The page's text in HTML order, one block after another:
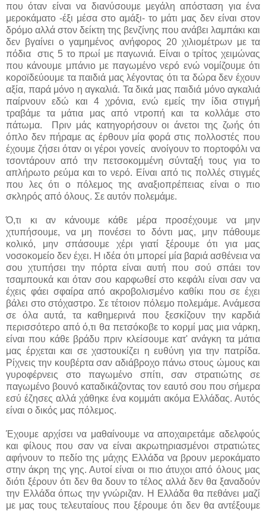
που όταν είναι να διανύσουμε μεγάλη απόσταση για ένα
μεροκάματο -έξι μέσα στο αμάξι- το μάτι μας δεν είναι στον
δρόμο αλλά στον δείκτη της βενζίνης που ανάβει λαμπάκι και
δεν βγαίνει ο γαμημένος ανήφορος 20 χιλιομέτρων με τα
πόδια στις 5 το πρωί με παγωνιά. Είναι ο τρίτος χειμώνας
που κάνουμε μπάνιο με παγωμένο νερό ενώ νομίζουμε ότι
κοροϊδεύουμε τα παιδιά μας λέγοντας ότι τα δώρα δεν έχουν
αξία, παρά μόνο η αγκαλιά. Τα δικά μας παιδιά μόνο αγκαλιά
παίρνουν εδώ και 4 χρόνια, ενώ εμείς την ίδια στιγμή
τραβάμε τα μάτια μας από ντροπή και τα κολλάμε στο
πάτωμα. Πριν μάς κατηγορήσουν οι άνετοι της ζωής ότι
όπλο δεν πήραμε ας έρθουν μία φορά στις πολλοστές που
έχουμε ζήσει όταν οι γέροι γονείς ανοίγουν το πορτοφόλι να
τσοντάρουν από την πετσοκομμένη σύνταξή τους για το
απλήρωτο ρεύμα και το νερό. Είναι από τις πολλές στιγμές
που λες ότι ο πόλεμος της αναξιοπρέπειας είναι ο πιο
σκληρός από όλους. Σε αυτόν πολεμάμε.
Ό,τι κι αν κάνουμε κάθε μέρα προσέχουμε να μην
χτυπήσουμε, να μη πονέσει το δόντι μας, μην πάθουμε
κολικό, μην σπάσουμε χέρι γιατί ξέρουμε ότι για μας
νοσοκομείο δεν έχει. Η ιδέα ότι μπορεί μία βαριά ασθένεια να
σου χτυπήσει την πόρτα είναι αυτή που σού σπάει τον
τσαμπουκά και όταν σου καρφωθεί στο κεφάλι είναι σαν να
έχεις φάει σφαίρα από ακροβολισμένο καθίκι που σε έχει
βάλει στο στόχαστρο. Σε τέτοιον πόλεμο πολεμάμε. Ανάμεσα
σε όλα αυτά, τα καθημερινά που ξεσκίζουν την καρδιά
περισσότερο από ό,τι θα πετσόκοβε το κορμί μας μια νάρκη,
είναι που κάθε βράδυ πριν κλείσουμε κατ' ανάγκη τα μάτια
μας έρχεται και σε χαστουκίζει η ευθύνη για την πατρίδα.
Ρίχνεις την κουβέρτα σαν αδιάβροχο πάνω στους ώμους και
γυροφέρνεις στο παγωμένο σπίτι, σαν στρατιώτης σε
παγωμένο βουνό καταδικάζοντας τον εαυτό σου που σήμερα
εσύ έζησες αλλά χάθηκε ένα κομμάτι ακόμα Ελλάδας. Αυτός
είναι ο δικός μας πόλεμος.
Έχουμε αρχίσει να μαθαίνουμε να αποχαιρετάμε αδελφούς
και φίλους που σαν να είναι ακρωτηριασμένοι στρατιώτες
αφήνουν το πεδίο της μάχης Ελλάδα να βρουν μεροκάματο
στην άκρη της γης. Αυτοί είναι οι πιο άτυχοι από όλους μας
διότι ξέρουν ότι δεν θα δουν το τέλος αλλά δεν θα ξαναδούν
την Ελλάδα όπως την γνώριζαν. Η Ελλάδα θα πεθάνει μαζί
με μας τους τελευταίους που ξέρουμε ότι δεν θα αντέξουμε